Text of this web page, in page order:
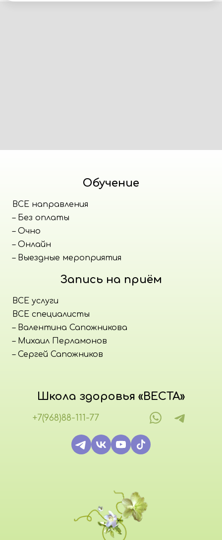
Обучение
ВСЕ направления
– Без оплаты
– Очно
– Онлайн
– Выездные мероприятия
Запись на приём
ВСЕ услуги
ВСЕ специалисты
– Валентина Сапожникова
– Михаил Перламонов
– Сергей Сапожников
Школа здоровья «ВЕСТА»
+7(968)88-111-77